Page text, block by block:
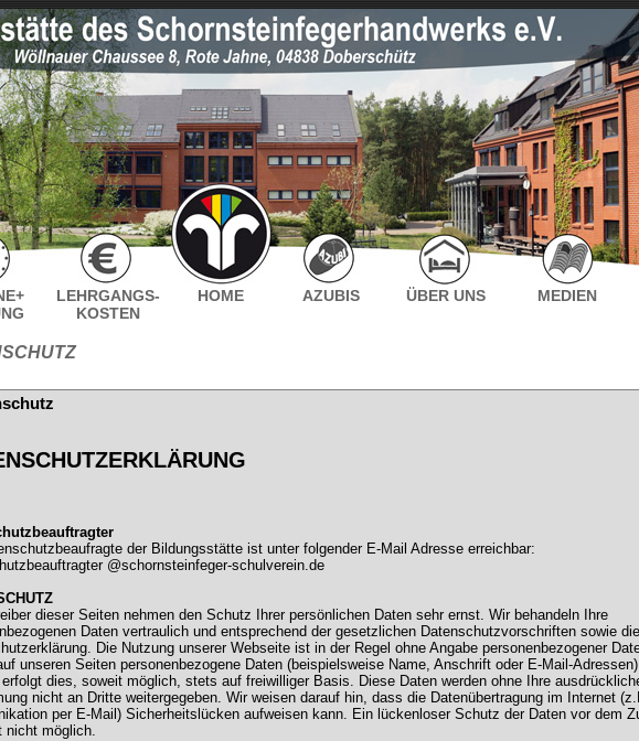
LEHRGANGS-
KOSTEN
HOME AZUBIS ÜBER UNS MEDIEN
der Bildungsstätte ist unter folgender E-Mail Adresse erreichbar:
@schornsteinfeger-schulverein.de
dieser Seiten nehmen den Schutz Ihrer persönlichen Daten sehr ernst. Wir behandeln Ihre
Daten vertraulich und entsprechend der gesetzlichen Datenschutzvorschriften sowie
Die Nutzung unserer Webseite ist in der Regel ohne Angabe personenbezogener
unseren Seiten personenbezogene Daten (beispielsweise Name, Anschrift oder E-Mail-
dies, soweit möglich, stets auf freiwilliger Basis. Diese Daten werden ohne Ihre
nicht an Dritte weitergegeben. Wir weisen darauf hin, dass die Datenübertragung im Internet
per E-Mail) Sicherheitslücken aufweisen kann. Ein lückenloser Schutz der Daten vor dem
nicht möglich.